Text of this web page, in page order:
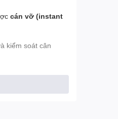
cán vỡ (instant
kiểm soát cân